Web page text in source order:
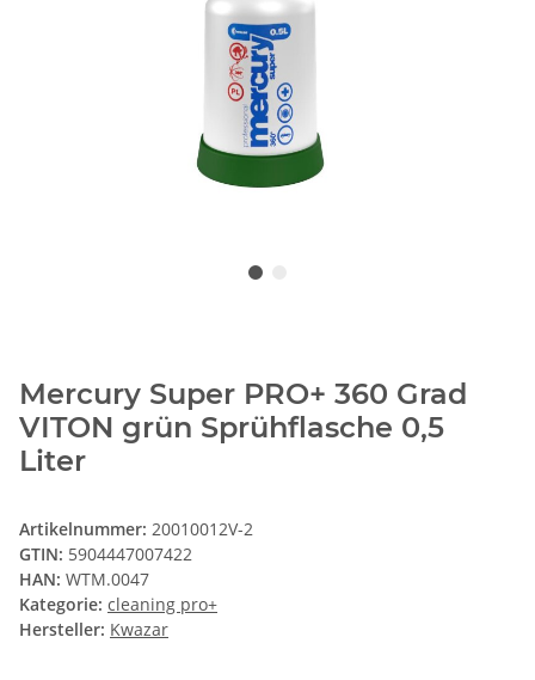
Mercury Super PRO+ 360 Grad
VITON grün Sprühflasche 0,5
Liter
Artikelnummer: 20010012V-2
GTIN: 5904447007422
HAN: WTM.0047
Kategorie: cleaning pro+
Hersteller: Kwazar